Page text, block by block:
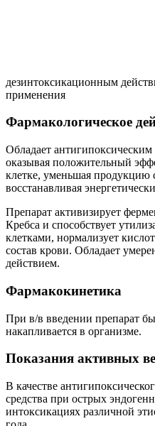
дезинтоксикационным
применения
Фармакологическое
Обладает
оказывая положительный
клетке, уменьшая продукцию
восстанавливая
Препарат активизирует
Кребса и способствует
клетками, нормализует
состав крови. Обладает
действием.
Фармакокинетика
При в/в введении препарат
накапливается в организме.
Показания активных
В качестве
средства при острых
интоксикациях различной